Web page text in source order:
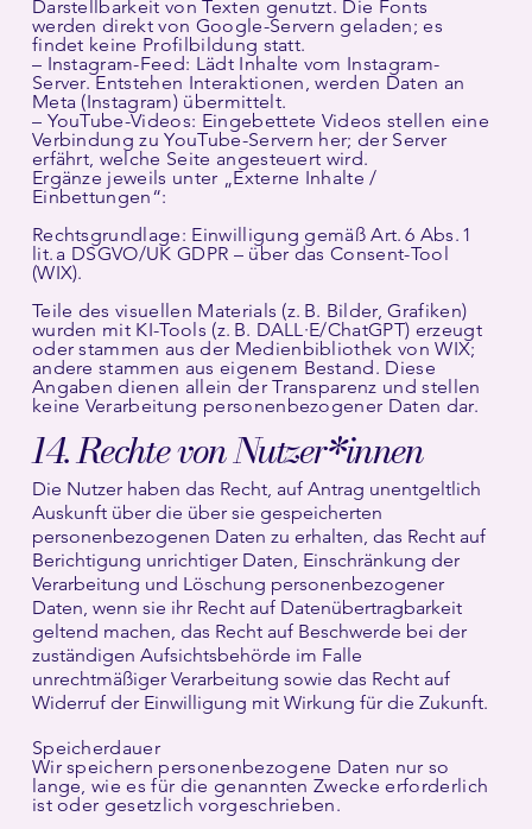
Darstellbarkeit von Texten genutzt. Die Fonts
werden direkt von Google-Servern geladen; es
findet keine Profilbildung statt.
– Instagram-Feed: Lädt Inhalte vom Instagram-
Server. Entstehen Interaktionen, werden Daten an
Meta (Instagram) übermittelt.
– YouTube-Videos: Eingebettete Videos stellen eine
Verbindung zu YouTube-Servern her; der Server
erfährt, welche Seite angesteuert wird.
Ergänze jeweils unter „Externe Inhalte /
Einbettungen“:
Rechtsgrundlage: Einwilligung gemäß Art. 6 Abs. 1
lit. a DSGVO/UK GDPR – über das Consent-Tool
(WIX).
Teile des visuellen Materials (z. B. Bilder, Grafiken)
wurden mit KI-Tools (z. B. DALL·E/ChatGPT) erzeugt
oder stammen aus der Medienbibliothek von WIX;
andere stammen aus eigenem Bestand. Diese
Angaben dienen allein der Transparenz und stellen
keine Verarbeitung personenbezogener Daten dar.
14. Rechte von Nutzer*innen
Die Nutzer haben das Recht, auf Antrag unentgeltlich
Auskunft über die über sie gespeicherten
personenbezogenen Daten zu erhalten, das Recht auf
Berichtigung unrichtiger Daten, Einschränkung der
Verarbeitung und Löschung personenbezogener
Daten, wenn sie ihr Recht auf Datenübertragbarkeit
geltend machen, das Recht auf Beschwerde bei der
zuständigen Aufsichtsbehörde im Falle
unrechtmäßiger Verarbeitung sowie das Recht auf
Widerruf der Einwilligung mit Wirkung für die Zukunft.
Speicherdauer
Wir speichern personenbezogene Daten nur so
lange, wie es für die genannten Zwecke erforderlich
ist oder gesetzlich vorgeschrieben.